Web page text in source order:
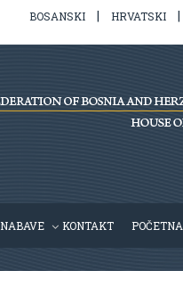
BOSANSKI | HRVATSKI |
NABAVE KONTAKT POČETNA